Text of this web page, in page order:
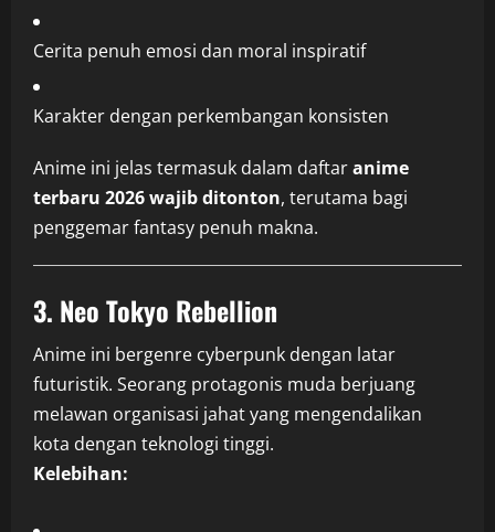
Cerita penuh emosi dan moral inspiratif
Karakter dengan perkembangan konsisten
Anime ini jelas termasuk dalam daftaranime
terbaru 2026 wajib ditonton, terutama bagi
penggemar fantasy penuh makna.
3. Neo Tokyo Rebellion
Anime ini bergenre cyberpunk dengan latar
futuristik. Seorang protagonis muda berjuang
melawan organisasi jahat yang mengendalikan
kota dengan teknologi tinggi.
Kelebihan: